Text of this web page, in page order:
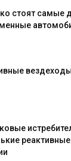
стоят самые